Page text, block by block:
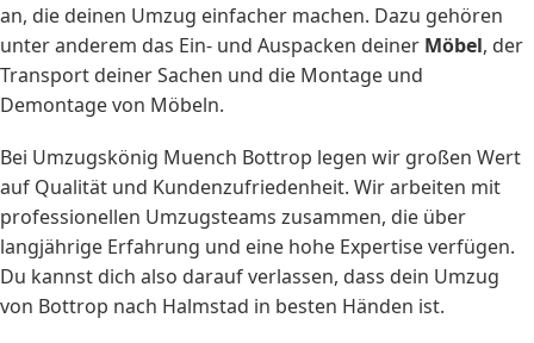
an, die deinen Umzug einfacher machen. Dazu gehören
unter anderem das Ein- und Auspacken deiner Möbel, der
Transport deiner Sachen und die Montage und
Demontage von Möbeln.
Bei Umzugskönig Muench Bottrop legen wir großen Wert
auf Qualität und Kundenzufriedenheit. Wir arbeiten mit
professionellen Umzugsteams zusammen, die über
langjährige Erfahrung und eine hohe Expertise verfügen.
Du kannst dich also darauf verlassen, dass dein Umzug
von Bottrop nach Halmstad in besten Händen ist.